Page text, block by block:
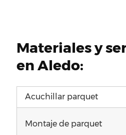
Materiales y
en Aledo:
Acuchillar parquet
Montaje de parquet